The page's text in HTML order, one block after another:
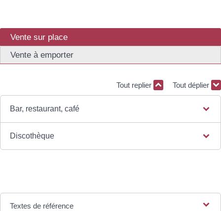
Vente sur place
Vente à emporter
Tout replier Tout déplier
Bar, restaurant, café
Discothèque
Textes de référence